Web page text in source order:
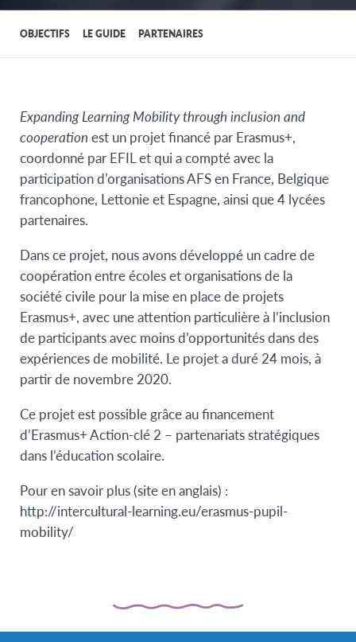
OBJECTIFS LE GUIDE PARTENAIRES
Expanding Learning Mobility through inclusion and
cooperation est un projet financé par Erasmus+,
coordonné par EFIL et qui a compté avec la
participation d’organisations AFS en France, Belgique
francophone, Lettonie et Espagne, ainsi que 4 lycées
partenaires.
Dans ce projet, nous avons développé un cadre de
coopération entre écoles et organisations de la
société civile pour la mise en place de projets
Erasmus+, avec une attention particulière à l’inclusion
de participants avec moins d’opportunités dans des
expériences de mobilité. Le projet a duré 24 mois, à
partir de novembre 2020.
Ce projet est possible grâce au financement
d’Erasmus+ Action-clé 2 – partenariats stratégiques
dans l’éducation scolaire.
Pour en savoir plus (site en anglais) :
http://intercultural-learning.eu/erasmus-pupil-
mobility/